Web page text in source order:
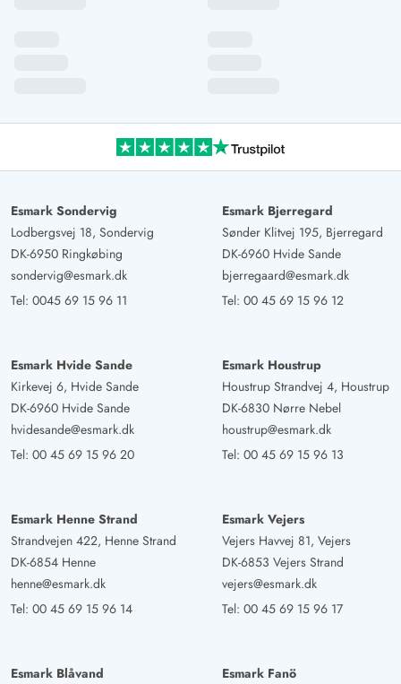
Esmark Sondervig
Lodbergsvej 18, Sondervig
DK-6950 Ringkøbing
sondervig@esmark.dk
Tel: 0045 69 15 96 11
Esmark Bjerregard
Sønder Klitvej 195, Bjerregard
DK-6960 Hvide Sande
bjerregaard@esmark.dk
Tel: 00 45 69 15 96 12
Esmark Hvide Sande
Kirkevej 6, Hvide Sande
DK-6960 Hvide Sande
hvidesande@esmark.dk
Tel: 00 45 69 15 96 20
Esmark Houstrup
Houstrup Strandvej 4, Houstrup
DK-6830 Nørre Nebel
houstrup@esmark.dk
Tel: 00 45 69 15 96 13
Esmark Henne Strand
Strandvejen 422, Henne Strand
DK-6854 Henne
henne@esmark.dk
Tel: 00 45 69 15 96 14
Esmark Vejers
Vejers Havvej 81, Vejers
DK-6853 Vejers Strand
vejers@esmark.dk
Tel: 00 45 69 15 96 17
Esmark Blåvand
Esmark Fanö